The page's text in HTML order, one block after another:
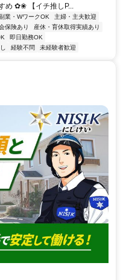
め ✿❀ 【イチ推しP...
業・WワークOK
主婦・主夫歓迎
保険あり
産休・育休取得実績あり
即日勤務OK
経験不問 未経験者歓迎